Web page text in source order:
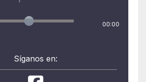
00:00
Síganos en: